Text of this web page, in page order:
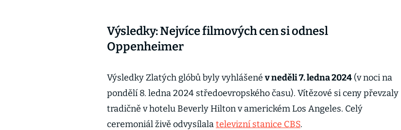
Výsledky: Nejvíce filmových cen si odnesl
Oppenheimer
Výsledky Zlatých glóbů byly vyhlášené v neděli 7. ledna 2024 (v noci na
pondělí 8. ledna 2024 středoevropského času). Vítězové si ceny převzaly
tradičně v hotelu Beverly Hilton v americkém Los Angeles. Celý
ceremoniál živě odvysílalatelevizní stanice CBS.